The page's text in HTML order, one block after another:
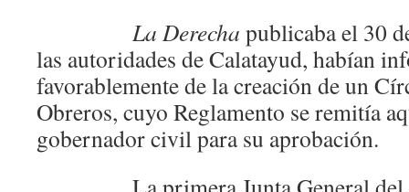
La Derecha publicaba el 30
las autoridades de Calatayud, habían
favorablemente de la creación de un
Obreros, cuyo Reglamento se remitía
gobernador civil para su aprobación.